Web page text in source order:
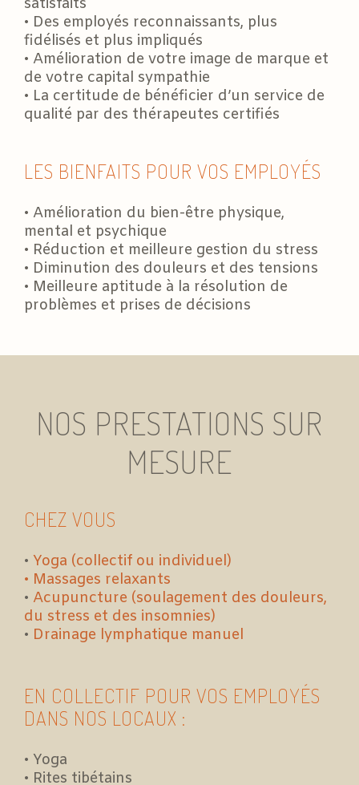
• Des employés reconnaissants, plus
fidélisés et plus impliqués
• Amélioration de votre image de marque et
de votre capital sympathie
• La certitude de bénéficier d’un service de
qualité par des thérapeutes certifiés
LES BIENFAITS POUR VOS EMPLOYÉS
• Amélioration du bien-être physique,
mental et psychique
• Réduction et meilleure gestion du stress
• Diminution des douleurs et des tensions
• Meilleure aptitude à la résolution de
problèmes et prises de décisions
NOS PRESTATIONS SUR
MESURE
CHEZ VOUS
• Yoga (collectif ou individuel)
• Massages relaxants
• Acupuncture (soulagement des douleurs,
du stress et des insomnies)
• Drainage lymphatique manuel
EN COLLECTIF POUR VOS EMPLOYÉS
DANS NOS LOCAUX :
• Yoga
• Rites tibétains